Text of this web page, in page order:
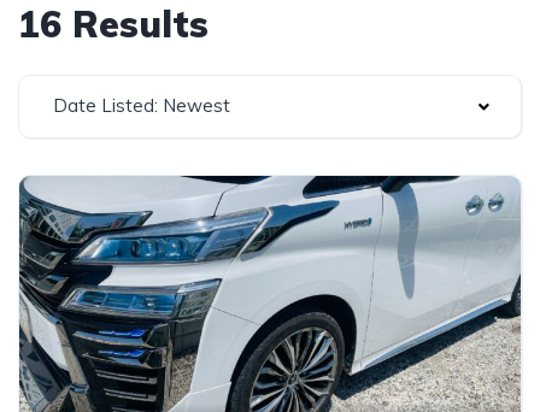
16 Results
Date Listed: Newest